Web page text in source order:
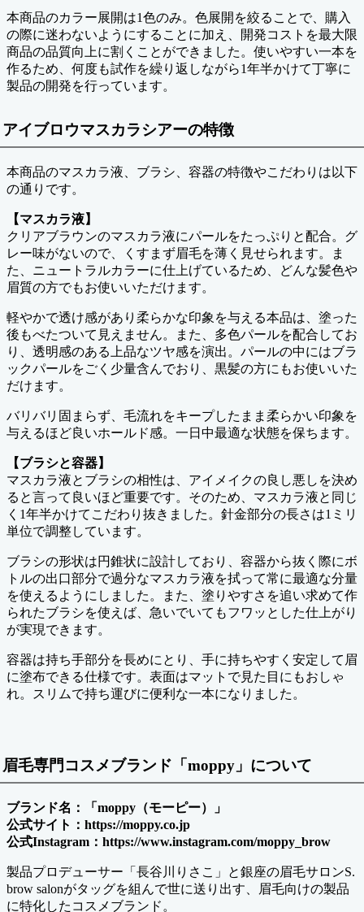
本商品のカラー展開は1色のみ。色展開を絞ることで、購入
の際に迷わないようにすることに加え、開発コストを最大限
商品の品質向上に割くことができました。使いやすい一本を
作るため、何度も試作を繰り返しながら1年半かけて丁寧に
製品の開発を行っています。
アイブロウマスカラシアーの特徴
本商品のマスカラ液、ブラシ、容器の特徴やこだわりは以下
の通りです。
【マスカラ液】
クリアブラウンのマスカラ液にパールをたっぷりと配合。グ
レー味がないので、くすまず眉毛を薄く見せられます。ま
た、ニュートラルカラーに仕上げているため、どんな髪色や
眉質の方でもお使いいただけます。
軽やかで透け感があり柔らかな印象を与える本品は、塗った
後もべたついて見えません。また、多色パールを配合してお
り、透明感のある上品なツヤ感を演出。パールの中にはブラ
ックパールをごく少量含んでおり、黒髪の方にもお使いいた
だけます。
バリバリ固まらず、毛流れをキープしたまま柔らかい印象を
与えるほど良いホールド感。一日中最適な状態を保ちます。
【ブラシと容器】
マスカラ液とブラシの相性は、アイメイクの良し悪しを決め
ると言って良いほど重要です。そのため、マスカラ液と同じ
く1年半かけてこだわり抜きました。針金部分の長さは1ミリ
単位で調整しています。
ブラシの形状は円錐状に設計しており、容器から抜く際にボ
トルの出口部分で過分なマスカラ液を拭って常に最適な分量
を使えるようにしました。また、塗りやすさを追い求めて作
られたブラシを使えば、急いでいてもフワッとした仕上がり
が実現できます。
容器は持ち手部分を長めにとり、手に持ちやすく安定して眉
に塗布できる仕様です。表面はマットで見た目にもおしゃ
れ。スリムで持ち運びに便利な一本になりました。
眉毛専門コスメブランド「moppy」について
ブランド名：「moppy（モーピー）」
公式サイト：https://moppy.co.jp
公式Instagram：https://www.instagram.com/moppy_brow
製品プロデューサー「長谷川りさこ」と銀座の眉毛サロンS.
brow salonがタッグを組んで世に送り出す、眉毛向けの製品
に特化したコスメブランド。